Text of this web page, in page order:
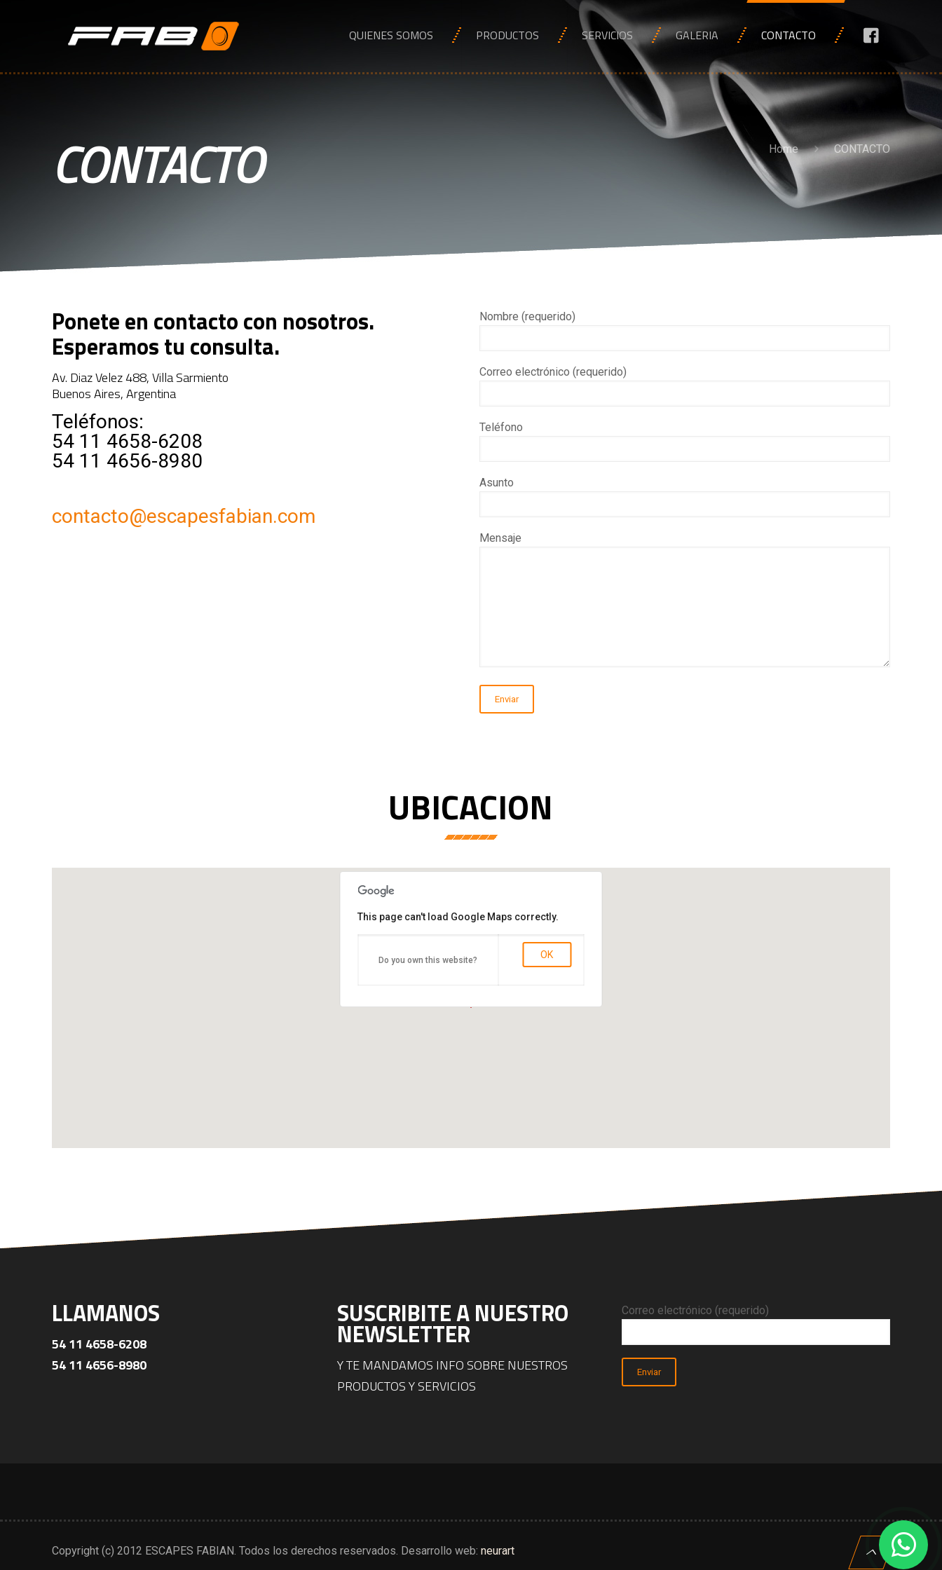
QUIENES SOMOS PRODUCTOS SERVICIOS GALERIA CONTACTO
CONTACTO Home CONTACTO
Ponete en contacto con nosotros.
Esperamos tu consulta.
Av. Diaz Velez 488, Villa Sarmiento
Buenos Aires, Argentina
Teléfonos:
54 11 4658-6208
54 11 4656-8980
contacto@escapesfabian.com
Nombre (requerido)
Correo electrónico (requerido)
Teléfono
Asunto
Mensaje
UBICACION
This page can't load Google Maps correctly.
Do you own this website? OK
LLAMANOS
54 11 4658-6208
54 11 4656-8980
SUSCRIBITE A NUESTRO
NEWSLETTER
Y TE MANDAMOS INFO SOBRE NUESTROS
PRODUCTOS Y SERVICIOS
Correo electrónico (requerido)
Copyright (c) 2012 ESCAPES FABIAN. Todos los derechos reservados. Desarrollo web:neurart